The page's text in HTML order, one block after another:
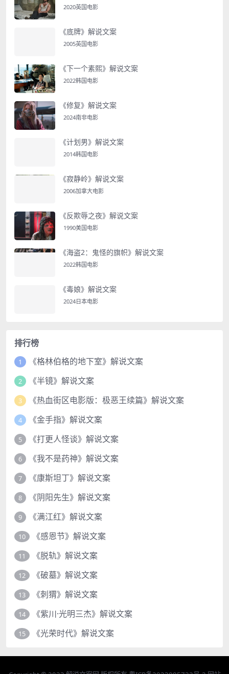
2020英国电影
《底牌》解说文案
2005英国电影
《下一个素熙》解说文案
2022韩国电影
《修复》解说文案
2024南非电影
《计划男》解说文案
2014韩国电影
《寂静岭》解说文案
2006加拿大电影
《反欺辱之夜》解说文案
1990美国电影
《海盗2：鬼怪的旗帜》解说文案
2022韩国电影
《毒娘》解说文案
2024日本电影
排行榜
1 《格林伯格的地下室》解说文案
2 《半镜》解说文案
3 《热血街区电影版：极恶王续篇》解说文案
4 《金手指》解说文案
5 《打更人怪谈》解说文案
6 《我不是药神》解说文案
7 《康斯坦丁》解说文案
8 《阴阳先生》解说文案
9 《满江红》解说文案
10 《感恩节》解说文案
11 《脱轨》解说文案
12 《破墓》解说文案
13 《刺猬》解说文案
14 《紫川·光明三杰》解说文案
15 《光荣时代》解说文案